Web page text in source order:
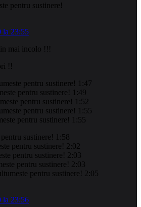
pentru sustinere!
la 23:55
mai incolo !!!
!!
pentru sustinere! 1:47
pentru sustinere! 1:49
pentru sustinere! 1:52
pentru sustinere! 1:55
pentru sustinere! 1:55
sustinere! 1:58
pentru sustinere! 2:02
pentru sustinere! 2:03
pentru sustinere! 2:03
pentru sustinere! 2:05
la 23:56